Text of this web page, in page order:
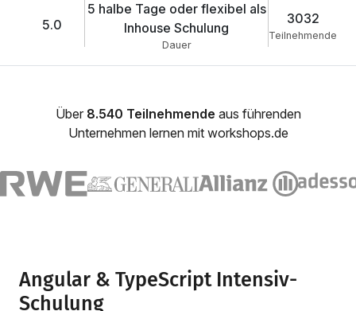
5.0
5 halbe Tage oder flexibel als
Inhouse Schulung
Dauer
3032
Teilnehmende
Über 8.540 Teilnehmende aus führenden
Unternehmen lernen mit workshops.de
Angular & TypeScript Intensiv-
Schulung